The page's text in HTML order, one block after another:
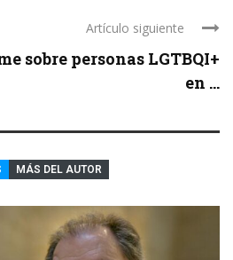
Artículo siguiente
sobre personas LGTBQI+
en ...
MÁS DEL AUTOR